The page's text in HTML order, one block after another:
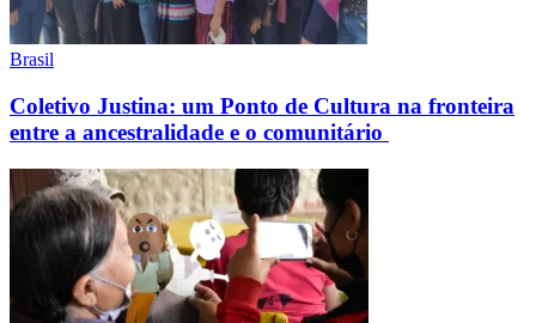
Brasil
Coletivo Justina: um Ponto de Cultura na fronteira
entre a ancestralidade e o comunitário